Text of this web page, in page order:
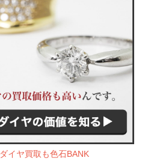
ダイヤ買取も色石BANK